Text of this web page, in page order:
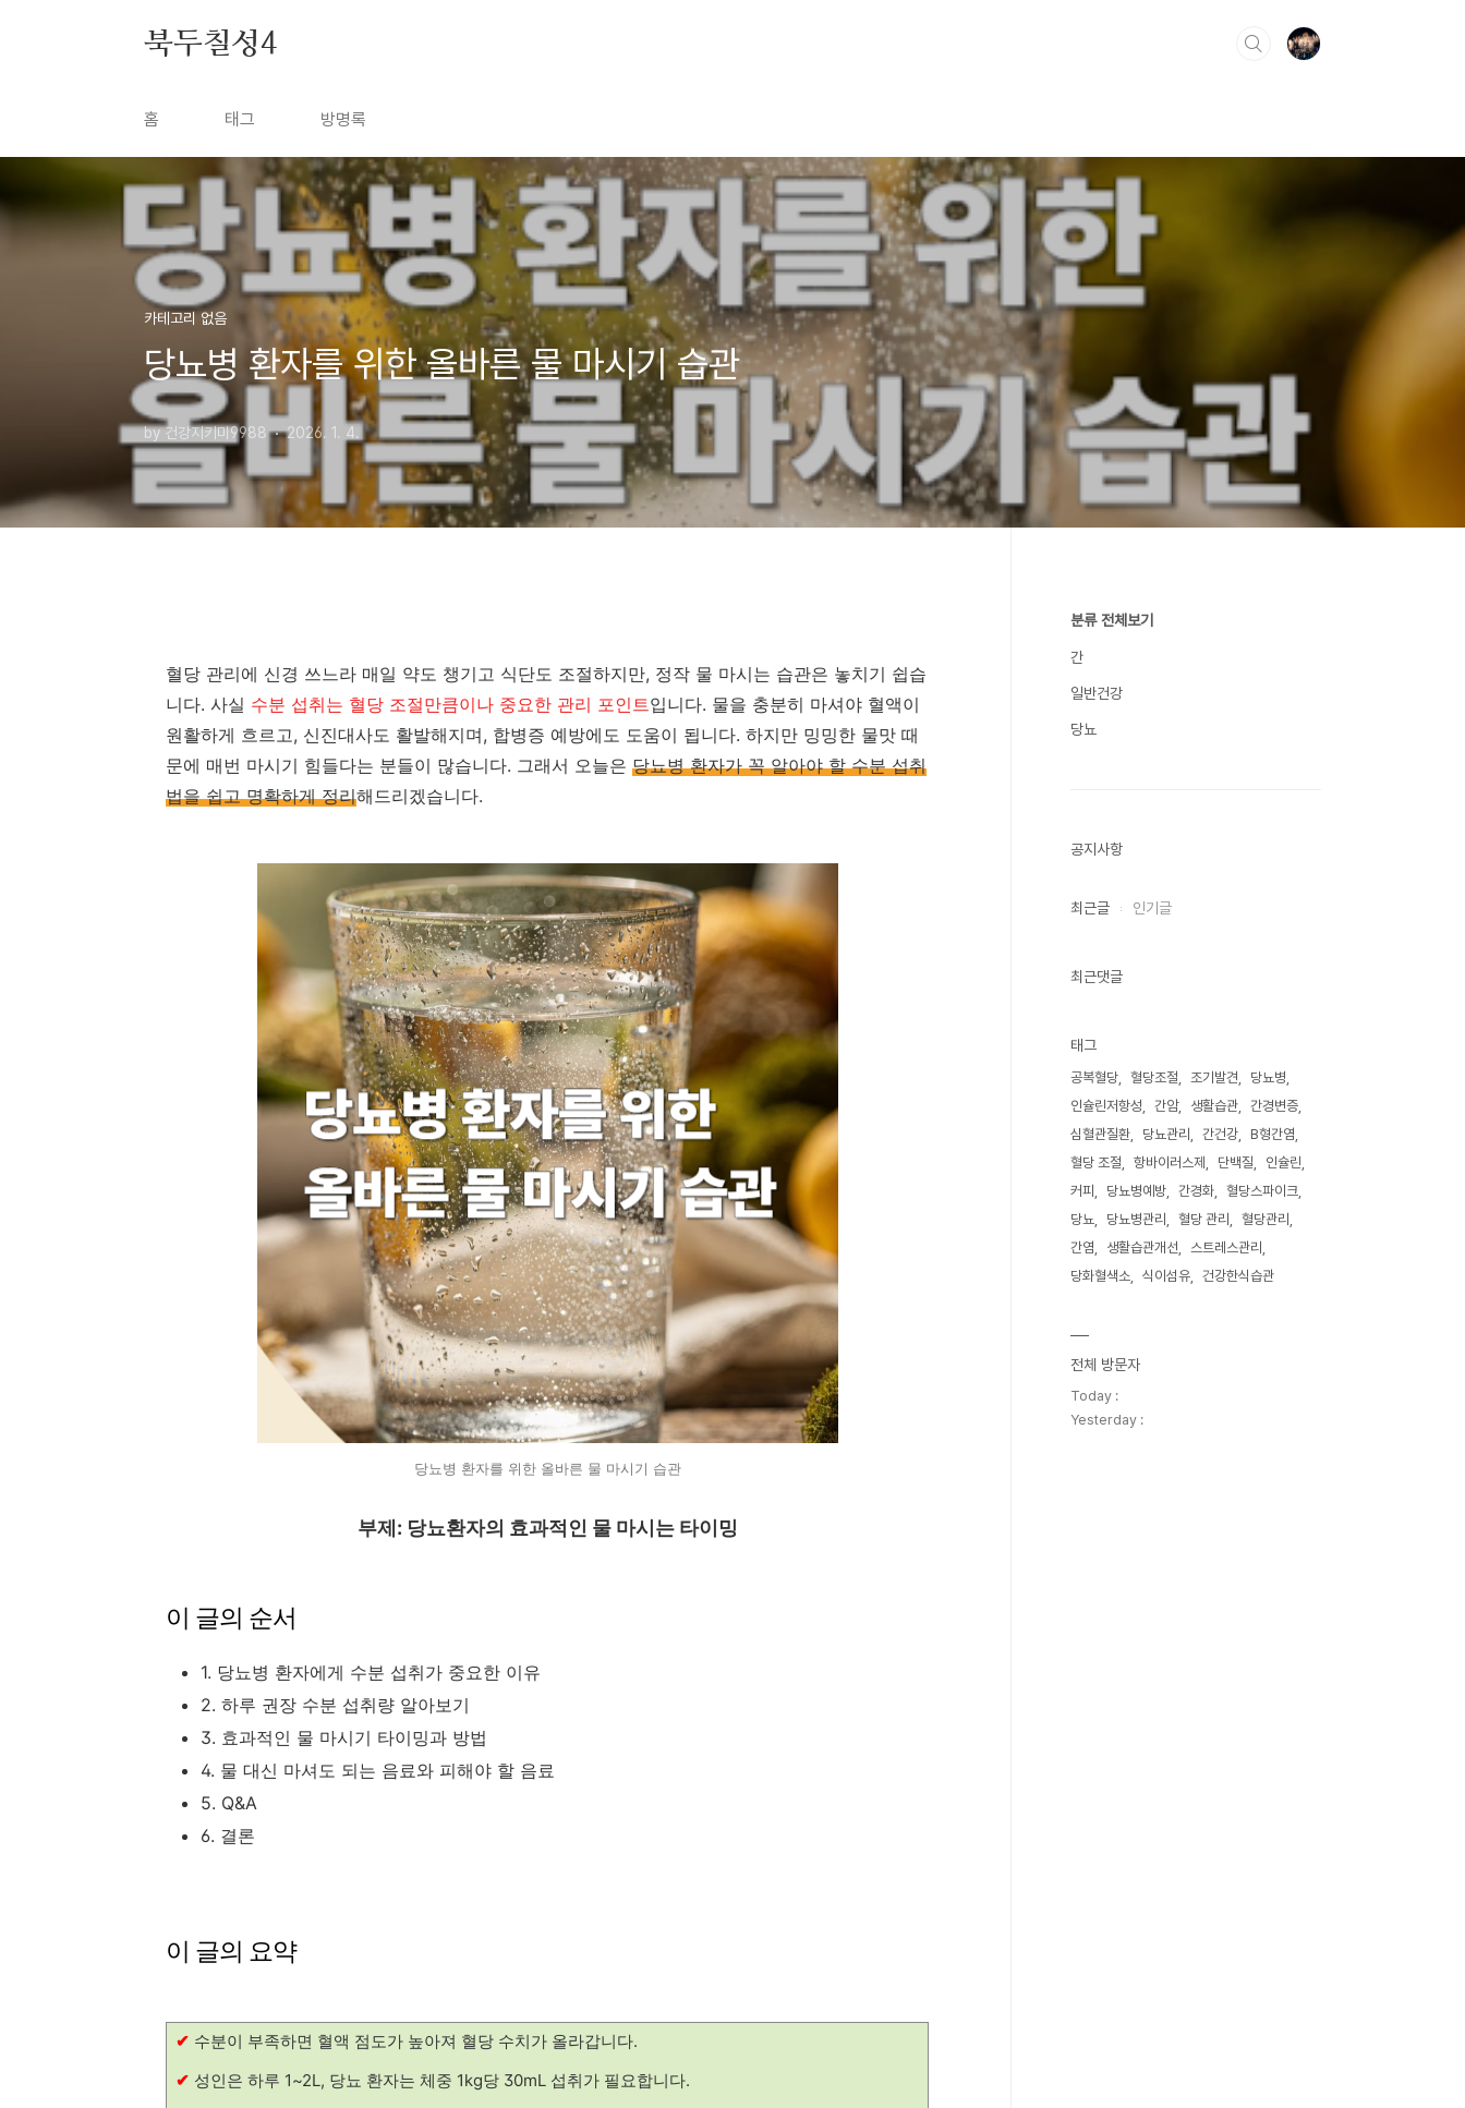
북두칠성4
홈 태그 방명록
카테고리 없음
당뇨병 환자를 위한 올바른 물 마시기 습관
by 건강지키미9988 2026. 1. 4.
혈당 관리에 신경 쓰느라 매일 약도 챙기고 식단도 조절하지만, 정작 물 마시는 습관은 놓치기 쉽습
니다. 사실 수분 섭취는 혈당 조절만큼이나 중요한 관리 포인트입니다. 물을 충분히 마셔야 혈액이
원활하게 흐르고, 신진대사도 활발해지며, 합병증 예방에도 도움이 됩니다. 하지만 밍밍한 물맛 때
문에 매번 마시기 힘들다는 분들이 많습니다. 그래서 오늘은 당뇨병 환자가 꼭 알아야 할 수분 섭취
법을 쉽고 명확하게 정리해드리겠습니다.
당뇨병 환자를 위한 올바른 물 마시기 습관
부제: 당뇨환자의 효과적인 물 마시는 타이밍
이 글의 순서
1. 당뇨병 환자에게 수분 섭취가 중요한 이유
2. 하루 권장 수분 섭취량 알아보기
3. 효과적인 물 마시기 타이밍과 방법
4. 물 대신 마셔도 되는 음료와 피해야 할 음료
5. Q&A
6. 결론
이 글의 요약
✔ 수분이 부족하면 혈액 점도가 높아져 혈당 수치가 올라갑니다.
✔ 성인은 하루 1~2L, 당뇨 환자는 체중 1kg당 30mL 섭취가 필요합니다.
분류 전체보기
간
일반건강
당뇨
공지사항
최근글 인기글
최근댓글
태그
공복혈당 혈당조절 조기발견
당뇨병
인슐린저항성
간암 생활습관
간경변증
심혈관질환
당뇨관리 간건강
B형간염
혈당 조절
항바이러스제 단백질
인슐린
커피
당뇨병예방 간경화
혈당스파이크
당뇨
당뇨병관리 혈당 관리
혈당관리
간염
생활습관개선
스트레스관리
당화혈색소
식이섬유 건강한식습관
전체 방문자
Today :
Yesterday :